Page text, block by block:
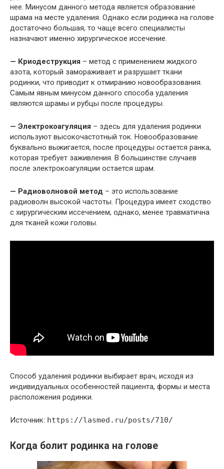
нее. Минусом данного метода является образование
шрама на месте удаления. Однако если родинка на голове
достаточно большая, то чаще всего специалисты
назначают именно хирургическое иссечение.
— Криодеструкция – метод с применением жидкого
азота, который замораживает и разрушает ткани
родинки, что приводит к отмиранию новообразования.
Самым явным минусом данного способа удаления
являются шрамы и рубцы после процедуры.
— Электрокоагуляция – здесь для удаления родинки
используют высокочастотный ток. Новообразование
буквально выжигается, после процедуры остается ранка,
которая требует заживления. В большинстве случаев
после электрокоагуляции остается шрам.
— Радиоволновой метод – это использование
радиоволн высокой частоты. Процедура имеет сходство
с хирургическим иссечением, однако, менее травматична
для тканей кожи головы.
Способ удаления родинки выбирает врач, исходя из
индивидуальных особенностей пациента, формы и места
расположения родинки.
Источник: https://lasmed.ru/posts/710/
Когда болит родинка на голове